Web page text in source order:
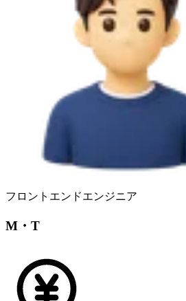
フロントエンドエンジニア
M・T